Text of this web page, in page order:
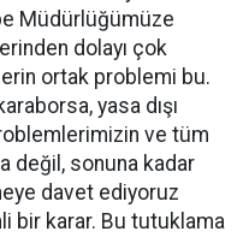
Müdürlüğümüze
dolayı çok
ortak problemi bu.
yasa dışı
ve tüm
değil, sonuna kadar
davet ediyoruz
bir karar. Bu tutuklama